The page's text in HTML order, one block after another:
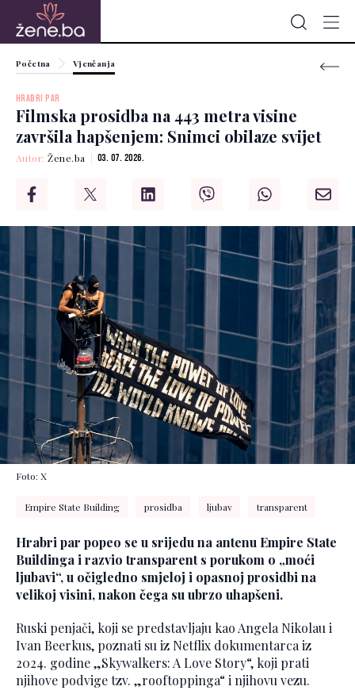
Početna Vjenčanja
HRABRI PAR
Filmska prosidba na 443 metra visine
završila hapšenjem: Snimci obilaze svijet
Autor:Žene.ba 03. 07. 2026.
Foto: X
Empire State Building prosidba ljubav transparent
Hrabri par popeo se u srijedu na antenu Empire State
Buildinga i razvio transparent s porukom o „moći
ljubavi“, u očigledno smjeloj i opasnoj prosidbi na
velikoj visini, nakon čega su ubrzo uhapšeni.
Ruski penjači, koji se predstavljaju kao Angela Nikolau i
Ivan Beerkus, poznati su iz Netflix dokumentarca iz
2024. godine „Skywalkers: A Love Story“, koji prati
njihove podvige tzv. „rooftoppinga“ i njihovu vezu.